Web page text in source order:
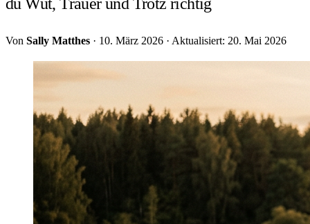
Von Sally Matthes · 10. März 2026 · Aktualisiert: 20. Mai 2026